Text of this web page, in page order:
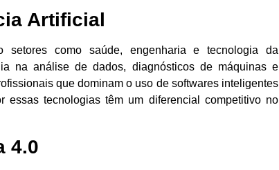
Artificial
setores como saúde, engenharia e tecnologia da
na análise de dados, diagnósticos de máquinas e
que dominam o uso de softwares inteligentes
tecnologias têm um diferencial competitivo no
4.0